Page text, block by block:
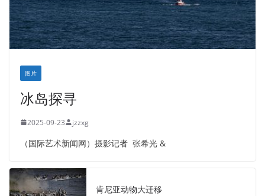
图片
冰岛探寻
2025-09-23 jzzxg
（国际艺术新闻网）摄影记者 张希光 &
肯尼亚动物大迁移